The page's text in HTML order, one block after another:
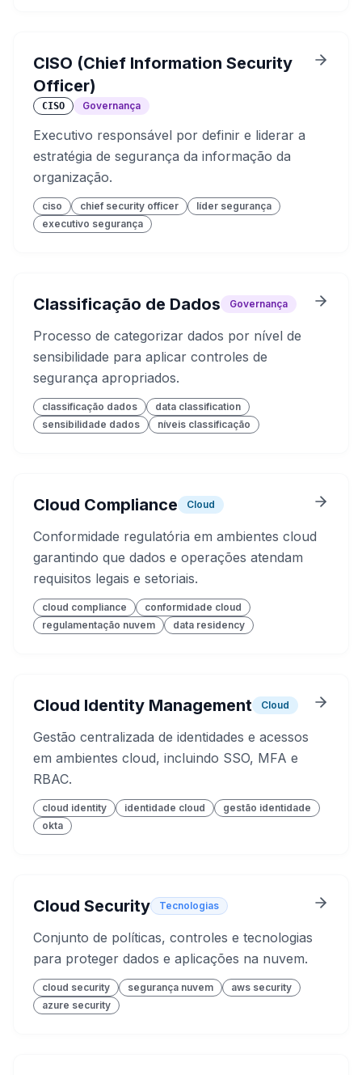
CISO (Chief Information Security
Officer)
CISO Governança
Executivo responsável por definir e liderar a
estratégia de segurança da informação da
organização.
ciso chief security officer
líder segurança
executivo segurança
Classificação de Dados Governança
Processo de categorizar dados por nível de
sensibilidade para aplicar controles de
segurança apropriados.
classificação dados
data classification
sensibilidade dados
níveis classificação
Cloud Compliance Cloud
Conformidade regulatória em ambientes cloud
garantindo que dados e operações atendam
requisitos legais e setoriais.
cloud compliance
conformidade cloud
regulamentação nuvem
data residency
Cloud Identity Management Cloud
Gestão centralizada de identidades e acessos
em ambientes cloud, incluindo SSO, MFA e
RBAC.
cloud identity identidade cloud
gestão identidade
okta
Cloud Security Tecnologias
Conjunto de políticas, controles e tecnologias
para proteger dados e aplicações na nuvem.
cloud security segurança nuvem
aws security
azure security